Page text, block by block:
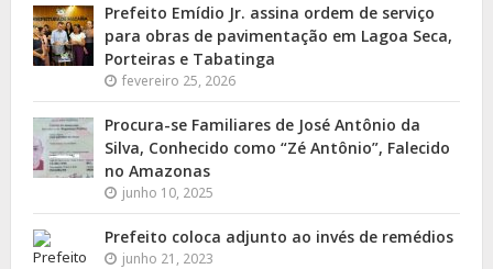
Prefeito Emídio Jr. assina ordem de serviço
para obras de pavimentação em Lagoa Seca,
Porteiras e Tabatinga
fevereiro 25, 2026
Procura-se Familiares de José Antônio da
Silva, Conhecido como “Zé Antônio”, Falecido
no Amazonas
junho 10, 2025
Prefeito coloca adjunto ao invés de remédios
junho 21, 2023